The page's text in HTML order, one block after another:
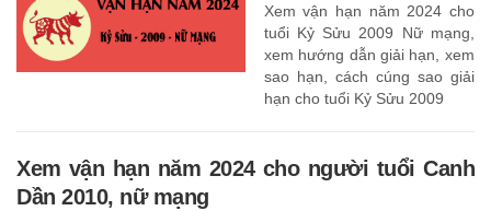
Xem vận hạn năm 2024 cho
tuổi Kỷ Sửu 2009 Nữ mạng,
xem hướng dẫn giải hạn, xem
sao hạn, cách cúng sao giải
hạn cho tuổi Kỷ Sửu 2009
Xem vận hạn năm 2024 cho người tuổi Canh
Dần 2010, nữ mạng